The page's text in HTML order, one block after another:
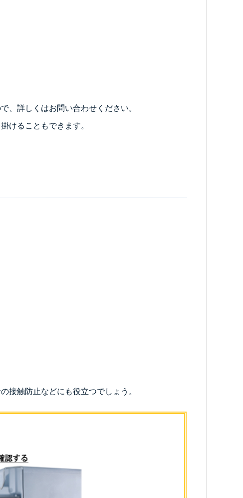
、詳しくはお問い合わせください。
けることもできます。
接触防止などにも役立つでしょう。